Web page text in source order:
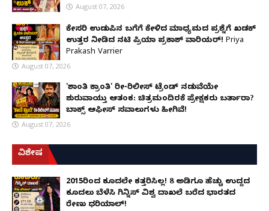
August 07, 2026
ಕೇಸರಿ ಉಡುಪಿನ ಬಗೆಗೆ ಕೇಳಿದ ಮಾಧ್ಯಮದ ಪ್ರಶ್ನೆಗೆ ಖಡಕ್
ಉತ್ತರ ನೀಡಿದ ನಟಿ ಪ್ರಿಯಾ ಪ್ರಕಾಶ್ ವಾರಿಯರ್! Priya
Prakash Varrier
August 07, 2026
'ಶಾಂತಿ ಕ್ರಾಂತಿ' ರೀ-ರಿಲೀಸ್ ಟ್ರೆಂಡ್ ನಡುವೆಯೇ
ಶುರುವಾಯ್ತು ಆತಂಕ: ಚಿತ್ರಮಂದಿರಕ್ಕೆ ಪ್ರೇಕ್ಷಕರು ಬರ್ತಾರಾ?
ಬಾಕ್ಸ್ ಆಫೀಸ್ ಸವಾಲುಗಳು ಹೀಗಿವೆ!
August 07, 2026
ವಿಶೇಷ
2015ರಿಂದ ಕೂದಲೇ ಕತ್ತರಿಸಿಲ್ಲ! 8 ಅಡಿಗೂ ಹೆಚ್ಚು ಉದ್ದದ
ಕೂದಲು ಬೆಳೆಸಿ ಗಿನ್ನಿಸ್ ವಿಶ್ವ ದಾಖಲೆ ಬರೆದ ಭಾರತದ
ರೇಣು ಧರಿಯಾಲ್!